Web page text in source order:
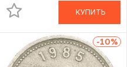
КУПИТЬ
-10%